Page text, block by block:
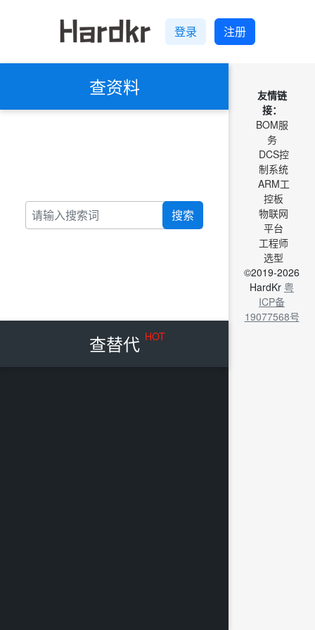
登录 注册
查资料
搜索
查替代 HOT
友情链
接：
BOM服
务
DCS控
制系统
ARM工
控板
物联网
平台
工程师
选型
©2019-2026
HardKr 粤
ICP备
19077568号